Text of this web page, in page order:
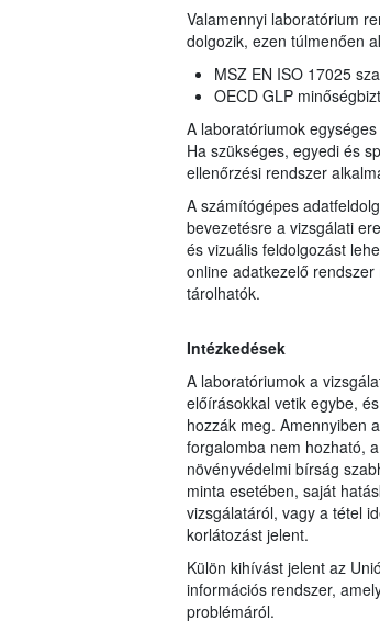
Valamennyi laboratórium
dolgozik, ezen túlmenően
MSZ EN ISO 17025
OECD GLP
A laboratóriumok
Ha szükséges, egyedi és
ellenőrzési rendszer
A számítógépes
bevezetésre a vizsgálati
és vizuális feldolgozást
online adatkezelő
tárolhatók.
Intézkedések
A laboratóriumok a
előírásokkal vetik egybe,
hozzák meg. Amennyiben
forgalomba nem hozható,
növényvédelmi bírság
minta esetében, saját
vizsgálatáról, vagy a tétel
korlátozást jelent.
Külön kihívást jelent az
információs rendszer,
problémáról.